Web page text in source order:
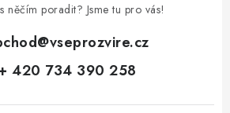
něčím poradit? Jsme tu pro vás!
@vseprozvire.cz
420 734 390 258